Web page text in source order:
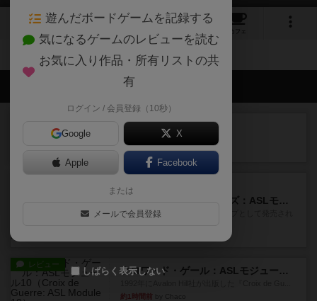
6 4
カフェ
会員の新しい投稿
カタン
9分前by アプー
ドゥームド・バタリオンズ：ASLモジュール11
『Squad Leader』用の追加マップとして発売され
レビュー
クロワ・ド・ゲール：ASLモジュール10
約1時間前
遊んだボードゲームを記録する
気になるゲームのレビューを読む
お気に入り作品・所有リストの共
有
ログイン / 会員登録（10秒）
Google X
Apple Facebook
または
メールで会員登録
しばらく表示しない